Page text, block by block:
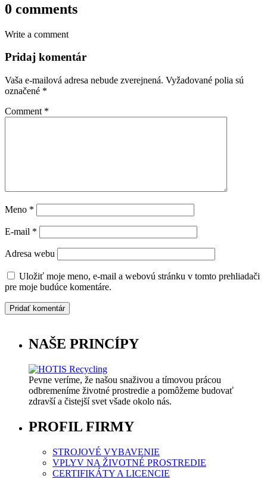
0 comments
Write a comment
Pridaj komentár
Vaša e-mailová adresa nebude zverejnená. Vyžadované polia sú
označené *
Comment *
Meno *
E-mail *
Adresa webu
Uložiť moje meno, e-mail a webovú stránku v tomto prehliadači
pre moje budúce komentáre.
NAŠE PRINCÍPY
Pevne veríme, že našou snaživou a tímovou prácou
odbremeníme životné prostredie a pomôžeme budovať
zdravší a čistejší svet všade okolo nás.
PROFIL FIRMY
STROJOVÉ VYBAVENIE
VPLYV NA ŽIVOTNÉ PROSTREDIE
CERTIFIKÁTY A LICENCIE